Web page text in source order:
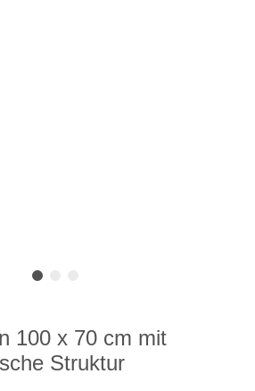
100 x 70 cm mit
Struktur